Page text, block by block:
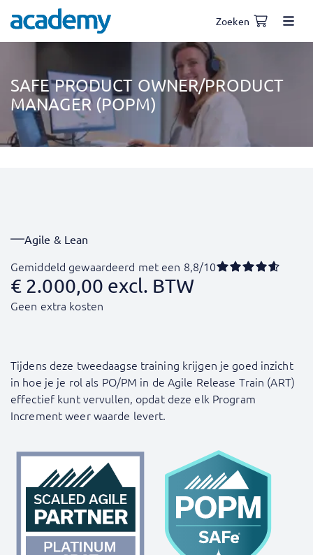
Zoeken
SAFE PRODUCT OWNER/PRODUCT
MANAGER (POPM)
Agile & Lean
Gemiddeld gewaardeerd met een 8,8/10
€ 2.000,00 excl. BTW
Geen extra kosten
Tijdens deze tweedaagse training krijgen je goed inzicht
in hoe je je rol als PO/PM in de Agile Release Train (ART)
effectief kunt vervullen, opdat deze elk Program
Increment weer waarde levert.